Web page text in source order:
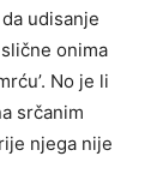
udisanje
onima
No je li
srčanim
njega nije